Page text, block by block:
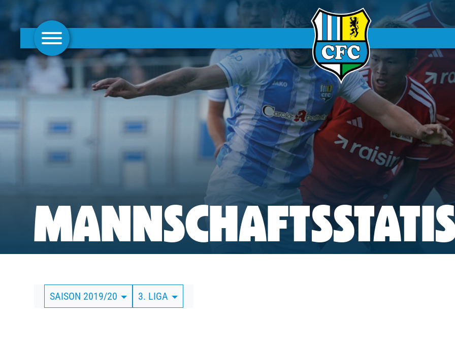
AKTUELLES
FRAUEN
CLUBMITGLIEDSCHAFT
BUSINESS
SÜDKURVE
TICKETING
SAISON 2019/20 3. LIGA